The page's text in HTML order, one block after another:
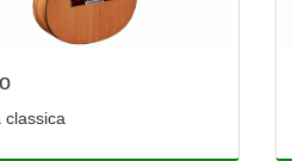
classica